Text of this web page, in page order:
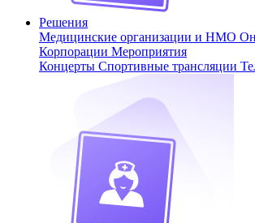
Решения
Медицинские организации и НМО
Корпорации Мероприятия
Концерты Спортивные трансляции